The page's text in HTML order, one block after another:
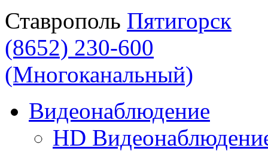
Ставрополь Пятигорск
(8652) 230-600
(Многоканальный)
Видеонаблюдение
HD